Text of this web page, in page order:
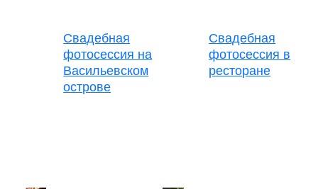
Свадебная
фотосессия на
Васильевском
острове
Свадебная
фотосессия в
ресторане